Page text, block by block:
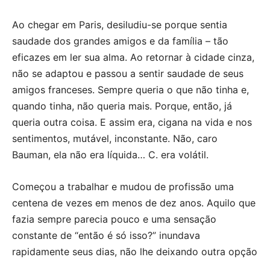
Ao chegar em Paris, desiludiu-se porque sentia
saudade dos grandes amigos e da família – tão
eficazes em ler sua alma. Ao retornar à cidade cinza,
não se adaptou e passou a sentir saudade de seus
amigos franceses. Sempre queria o que não tinha e,
quando tinha, não queria mais. Porque, então, já
queria outra coisa. E assim era, cigana na vida e nos
sentimentos, mutável, inconstante. Não, caro
Bauman, ela não era líquida… C. era volátil.
Começou a trabalhar e mudou de profissão uma
centena de vezes em menos de dez anos. Aquilo que
fazia sempre parecia pouco e uma sensação
constante de “então é só isso?” inundava
rapidamente seus dias, não lhe deixando outra opção